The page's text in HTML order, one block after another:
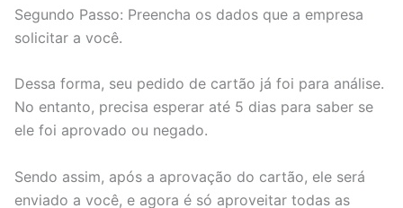
Segundo Passo: Preencha os dados que a empresa
solicitar a você.
Dessa forma, seu pedido de cartão já foi para análise.
No entanto, precisa esperar até 5 dias para saber se
ele foi aprovado ou negado.
Sendo assim, após a aprovação do cartão, ele será
enviado a você, e agora é só aproveitar todas as